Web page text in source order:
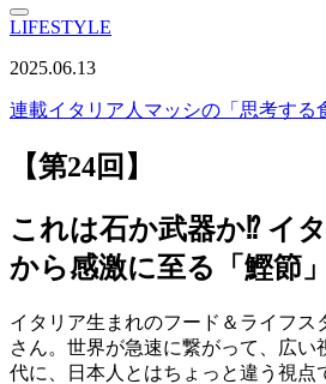
LIFESTYLE
2025.06.13
連載イタリア人マッシの「思考する
【第24回】
これは石か武器か⁉ イ
から感激に至る「鰹節
イタリア生まれのフード＆ライフス
さん。世界が急速に繋がって、広い
代に、日本人とはちょっと違う視点